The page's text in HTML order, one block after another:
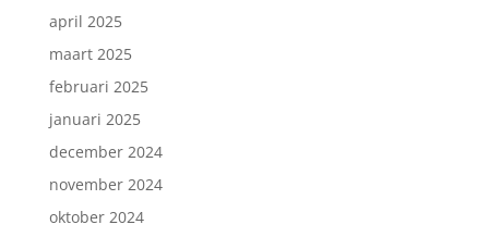
april 2025
maart 2025
februari 2025
januari 2025
december 2024
november 2024
oktober 2024